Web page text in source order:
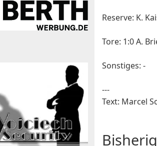
Reserve: K.
Tore: 1:0 A.
Sonstiges: -
---
Text: Marcel